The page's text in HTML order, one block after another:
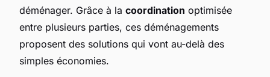
déménager. Grâce à la coordination optimisée
entre plusieurs parties, ces déménagements
proposent des solutions qui vont au-delà des
simples économies.